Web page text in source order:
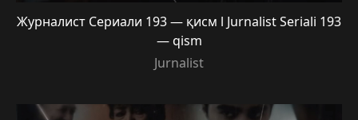
Журналист Сериали 193 — қисм l Jurnalist Seriali 193
— qism
Jurnalist